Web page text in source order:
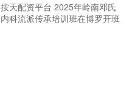
按天配资平台 2025年岭南邓氏
内科流派传承培训班在博罗开班